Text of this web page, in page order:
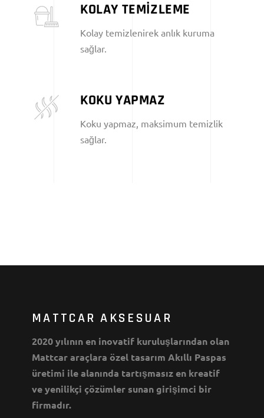
KOLAY TEMİZLEME
Kolay temizlenirek anlık kuruma
sağlar.
KOKU YAPMAZ
Koku yapmaz, maksimum temizlik
sağlar.
MATTCAR AKSESUAR
2020 yılının en inovatif kuruluşlarından olan
Mattcar araçlara özel tasarım Akıllı Paspas
üretimi ile alanında tartışmasız en kreatif
ve yenilikçi çözümler sunan girişimci bir
firmadır.